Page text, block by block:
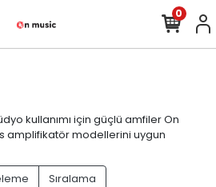
0
kullanımı için güçlü amfiler On
amplifikatör modellerini uygun
Sıralama